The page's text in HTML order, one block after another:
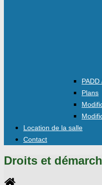
PADD
Plans
Location de la salle
Contact
Droits et